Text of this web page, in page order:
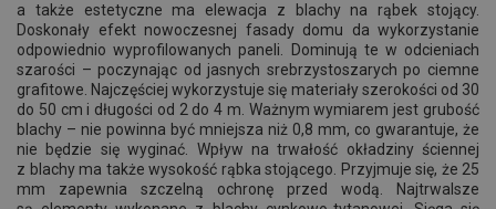
a także estetyczne ma elewacja z blachy na rąbek stojący.
Doskonały efekt nowoczesnej fasady domu da wykorzystanie
odpowiednio wyprofilowanych paneli. Dominują te w odcieniach
szarości – poczynając od jasnych srebrzystoszarych po ciemne
grafitowe. Najczęściej wykorzystuje się materiały szerokości od 30
do 50 cm i długości od 2 do 4 m. Ważnym wymiarem jest grubość
blachy – nie powinna być mniejsza niż 0,8 mm, co gwarantuje, że
nie będzie się wyginać. Wpływ na trwałość okładziny ściennej
z blachy ma także wysokość rąbka stojącego. Przyjmuje się, że 25
mm zapewnia szczelną ochronę przed wodą. Najtrwalsze